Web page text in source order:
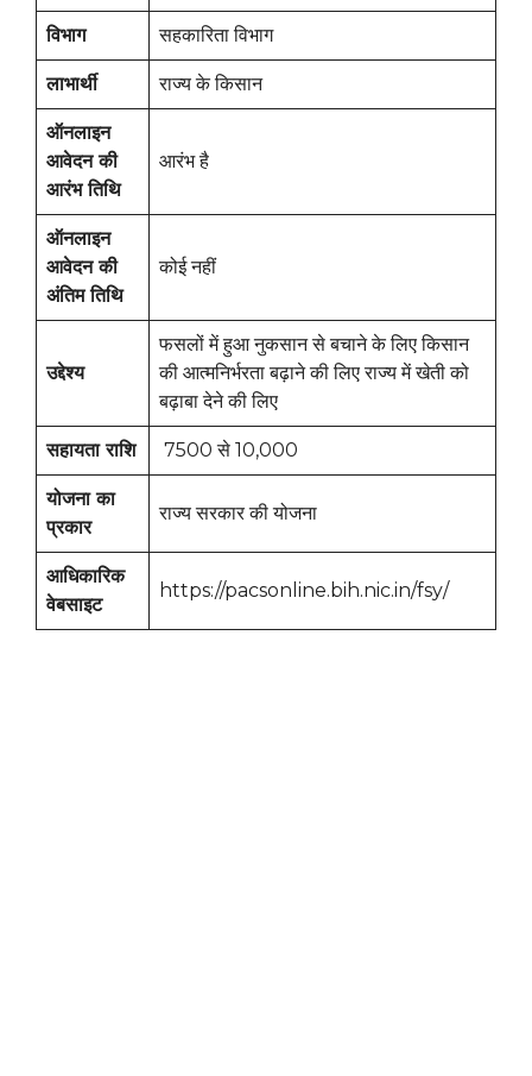
विभाग सहकारिता विभाग
लाभार्थी राज्य के किसान
ऑनलाइन
आवेदन की
आरंभ तिथि
आरंभ है
ऑनलाइन
आवेदन की
अंतिम तिथि
कोई नहीं
उद्देश्य
फसलों में हुआ नुकसान से बचाने के लिए किसान
की आत्मनिर्भरता बढ़ाने की लिए राज्य में खेती को
बढ़ाबा देने की लिए
सहायता राशि 7500 से 10,000
योजना का
प्रकार
राज्य सरकार की योजना
आधिकारिक
वेबसाइट
https://pacsonline.bih.nic.in/fsy/